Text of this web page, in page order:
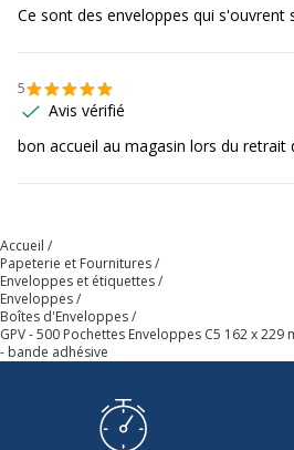
Référence produit fabricant
Ce sont des enveloppes qui s'ouvrent
5
Avis vérifié
bon accueil au magasin lors du retrait
Accueil
Papeterie et Fournitures
Enveloppes et étiquettes
Enveloppes
Boîtes d'Enveloppes
GPV - 500 Pochettes Enveloppes C5 162 x
- bande adhésive